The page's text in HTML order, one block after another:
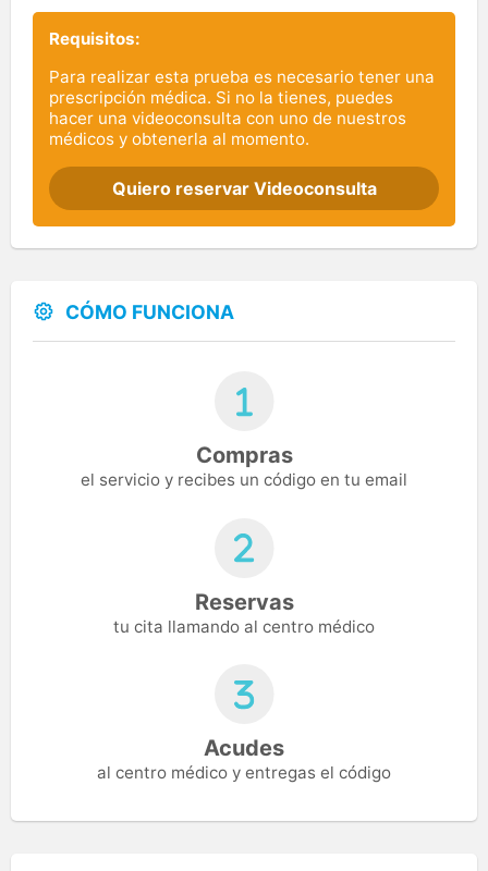
Requisitos:
Para realizar esta prueba es necesario tener una
prescripción médica. Si no la tienes, puedes
hacer una videoconsulta con uno de nuestros
médicos y obtenerla al momento.
Quiero reservar Videoconsulta
CÓMO FUNCIONA
Compras
el servicio y recibes un código en tu email
Reservas
tu cita llamando al centro médico
Acudes
al centro médico y entregas el código